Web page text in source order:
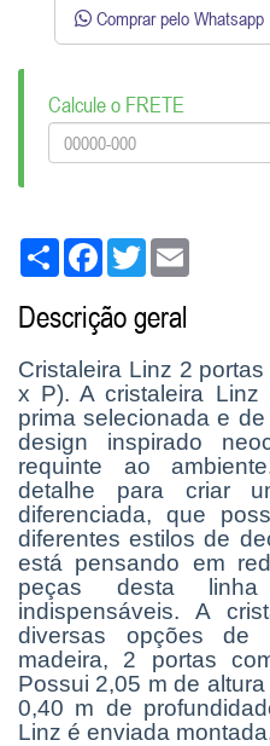
Comprar pelo Whatsapp
Calcule o FRETE
Share FacebookTwitter
Descrição geral
Cristaleira Linz 2
x P). A cristaleira Linz
prima selecionada e
design inspirado
requinte ao
detalhe para criar
diferenciada, que
diferentes estilos de
está pensando em
peças desta
indispensáveis. A
diversas opções de
madeira, 2 portas
Possui 2,05 m de
0,40 m de
Linz é enviada